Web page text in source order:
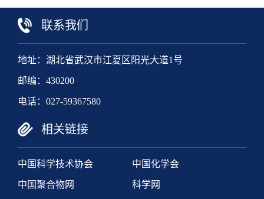
联系我们
地址：湖北省武汉市江夏区阳光大道1号
邮编：430200
电话：027-59367580
相关链接
中国科学技术协会 中国化学会
中国聚合物网 科学网